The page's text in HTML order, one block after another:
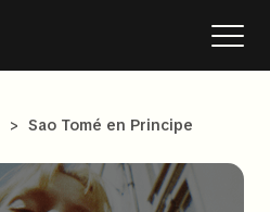
> Sao Tomé en Principe